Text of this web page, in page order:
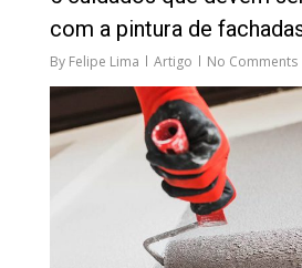
com a pintura de
By Felipe Lima Artigo No Comments